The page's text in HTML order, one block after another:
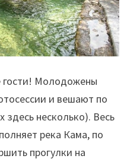
гости! Молодожены
и вешают по
здесь несколько). Весь
река Кама, по
прогулки на